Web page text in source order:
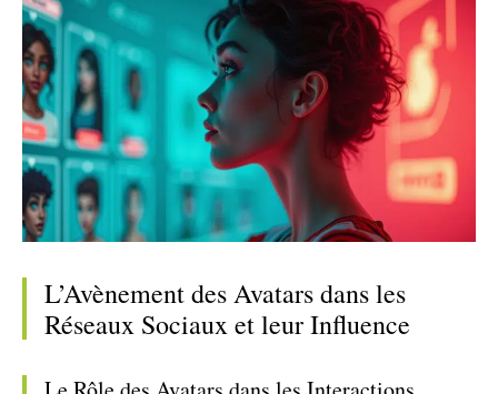
L’Avènement des Avatars dans les
Réseaux Sociaux et leur Influence